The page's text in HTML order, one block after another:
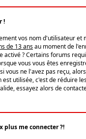
!
vos nom d'utilisateur et
de 13 ansau moment de
? Certains forums
vous vous êtes
vous ne l'avez pas reçu,
utilisée, c'est de réduire
essayez alors de
plus me connecter ?!